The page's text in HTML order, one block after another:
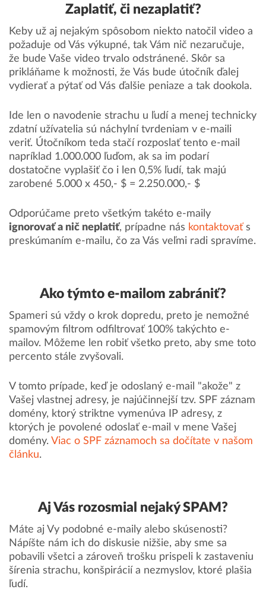
Zaplatiť, či nezaplatiť?
Keby už aj nejakým spôsobom niekto natočil video a
požaduje od Vás výkupné, tak Vám nič nezaručuje,
že bude Vaše video trvalo odstránené. Skôr sa
prikláňame k možnosti, že Vás bude útočník ďalej
vydierať a pýtať od Vás ďalšie peniaze a tak dookola.
Ide len o navodenie strachu u ľudí a menej technicky
zdatní užívatelia sú náchylní tvrdeniam v e-maili
veriť. Útočníkom teda stačí rozposlať tento e-mail
napríklad 1.000.000 ľuďom, ak sa im podarí
dostatočne vyplašiť čo i len 0,5% ľudí, tak majú
zarobené 5.000 x 450,- $ = 2.250.000,- $
Odporúčame preto všetkým takéto e-maily
ignorovať a nič neplatiť, prípadne nás kontaktovaťs
preskúmaním e-mailu, čo za Vás veľmi radi spravíme.
Ako týmto e-mailom zabrániť?
Spameri sú vždy o krok dopredu, preto je nemožné
spamovým filtrom odfiltrovať 100% takýchto e-
mailov. Môžeme len robiť všetko preto, aby sme toto
percento stále zvyšovali.
V tomto prípade, keď je odoslaný e-mail "akože" z
Vašej vlastnej adresy, je najúčinnejší tzv. SPF záznam
domény, ktorý striktne vymenúva IP adresy, z
ktorých je povolené odoslať e-mail v mene Vašej
domény. Viac o SPF záznamoch sa dočítate v našom
článku.
Aj Vás rozosmial nejaký SPAM?
Máte aj Vy podobné e-maily alebo skúsenosti?
Nápíšte nám ich do diskusie nižšie, aby sme sa
pobavili všetci a zároveň trošku prispeli k zastaveniu
šírenia strachu, konšpirácií a nezmyslov, ktoré plašia
ľudí.